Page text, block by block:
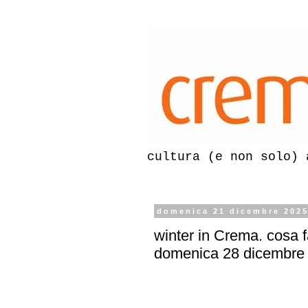
cultura (e non solo)
domenica 21 dicembre
winter in Crema. cosa
domenica 28